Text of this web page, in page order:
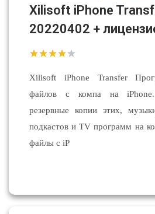
Xilisoft iPhone
20220402 +
Xilisoft iPhone Transfer
файлов с компа на iPhone.
резервные копии этих,
подкастов и TV программ на
файлы с iP